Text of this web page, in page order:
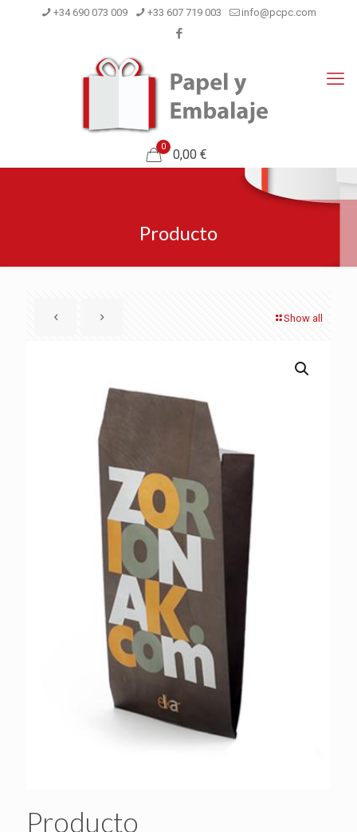
+34 690 073 009 +33 607 719 003 info@pcpc.com
0
0,00 €
Producto
Show all
Producto